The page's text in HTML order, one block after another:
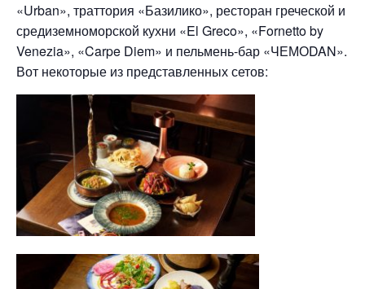
«Urban», траттория «Базилико», ресторан греческой и
средиземноморской кухни «El Greco», «Fornetto by
Venezia», «Carpe Diem» и пельмень-бар «ЧЕМОDAN».
Вот некоторые из представленных сетов: